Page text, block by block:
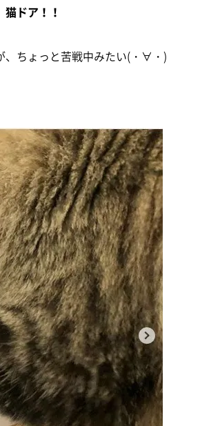
猫ドア！！
、ちょっと苦戦中みたい(・∀・)